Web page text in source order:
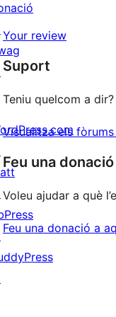
2
estrelles
valoracions
de
1
estrelles
Your review
Suport
Teniu quelcom a
Visualitza els
Feu una donació
Voleu ajudar a què
Feu una donació a